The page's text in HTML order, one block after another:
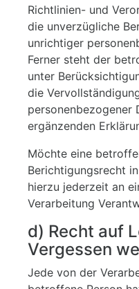
Richtlinien- und
die unverzügliche
unrichtiger
Ferner steht der
unter
die
ergänzenden
Möchte eine
Berichtigungsrecht
hierzu jederzeit an
Verarbeitung
d) Recht auf
Vergessen
Jede von der